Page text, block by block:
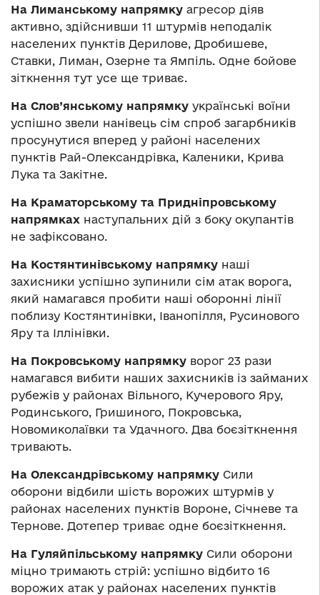
На Лиманському напрямку агресор діяв
активно, здійснивши 11 штурмів неподалік
населених пунктів Дерилове, Дробишеве,
Ставки, Лиман, Озерне та Ямпіль. Одне бойове
зіткнення тут усе ще триває.
На Слов’янському напрямку українські воїни
успішно звели нанівець сім спроб загарбників
просунутися вперед у районі населених
пунктів Рай-Олександрівка, Каленики, Крива
Лука та Закітне.
На Краматорському та Придніпровському
напрямках наступальних дій з боку окупантів
не зафіксовано.
На Костянтинівському напрямку наші
захисники успішно зупинили сім атак ворога,
який намагався пробити наші оборонні лінії
поблизу Костянтинівки, Іванопілля, Русинового
Яру та Іллінівки.
На Покровському напрямку ворог 23 рази
намагався вибити наших захисників із займаних
рубежів у районах Вільного, Кучерового Яру,
Родинського, Гришиного, Покровська,
Новомиколаївки та Удачного. Два боєзіткнення
тривають.
На Олександрівському напрямку Сили
оборони відбили шість ворожих штурмів у
районах населених пунктів Вороне, Січневе та
Тернове. Дотепер триває одне боєзіткнення.
На Гуляйпільському напрямку Сили оборони
міцно тримають стрій: успішно відбито 16
ворожих атак у районах населених пунктів